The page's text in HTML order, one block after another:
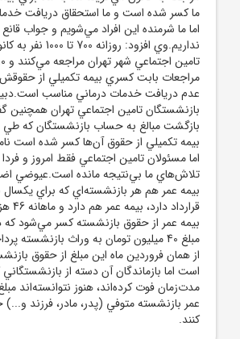
ما کسر شده است و ما استحقاق دريافت
اما ما شرمنده اين افراد مي‌شويم و جواب
نداريم.وي ‌افزود:
مراجعات بابت کسري بيمه تکميلي از
عدم دريافت خدمات درماني مناسب
بازنشستگان تامين اجتماعي تهران همچنين
بيمه تکميلي از حقوق آن‌ها کسر شده است
اما مسئولان تامين اجتماعي فقط امروز و
تلاش‌هاي ما بي‌نتيجه مانده است.عيوضي
بيمه عمر هم هر بازنشسته‌اي که براي يکسال
بيمه عمر از حقوق بازنشسته کسر مي‌شود
مبلغ 40 ميليون تومان به وراث
از همان فروردين ماه اين مبلغ از حقوق
است اما بازماندگان آن دسته از
مدت‌زمان فوت کرده‌اند، هنوز نتوانسته‌اند
عمر بازنشسته متوفي (پدر، مادر، فرزند و...)
کنند.